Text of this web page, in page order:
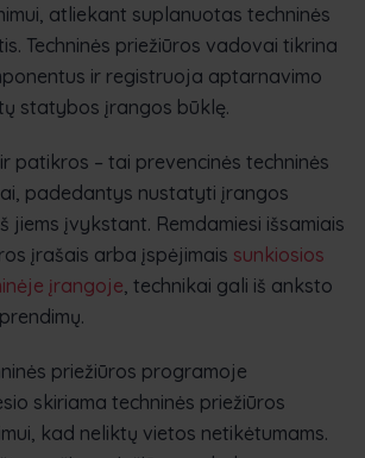
atliekant suplanuotas techninės
Techninės priežiūros vadovai tikrina
ir registruoja aptarnavimo
statybos įrangos būklę.
patikros – tai prevencinės techninės
padedantys nustatyti įrangos
jiems įvykstant. Remdamiesi išsamiais
įrašais arba įspėjimais sunkiosios
įrangoje , technikai gali iš anksto
priežiūros programoje
skiriama techninės priežiūros
kad neliktų vietos netikėtumams.